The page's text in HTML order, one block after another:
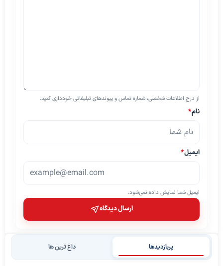
از درج اطلاعات شخصی، شماره تماس و پیوندهای تبلیغاتی خودداری کنید.
نام*
ایمیل*
ایمیل شما نمایش داده نمی‌شود.
ارسال دیدگاه
پربازدیدها داغ ترین ها